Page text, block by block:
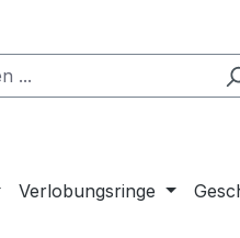
Verlobungsringe